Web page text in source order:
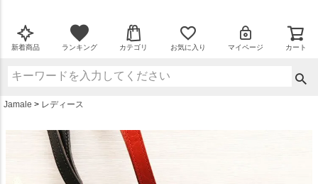
新着商品 ランキング カテゴリ お気に入り マイページ カート
Jamale レディース